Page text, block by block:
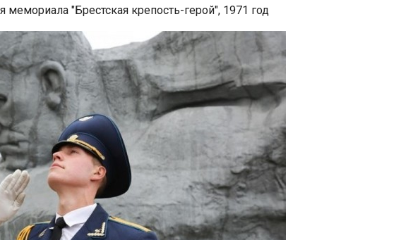
мемориала "Брестская крепость-герой", 1971 год